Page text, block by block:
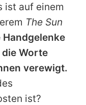
ist auf einem
The Sun
Worte
verewigt.
ist?